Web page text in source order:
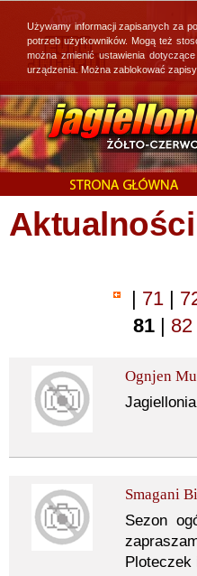
Aktualności
| 71 |
81 | 82
Ognjen
Smagani
Sezon
Ploteczek
Używamy informacji zapisanych za
potrzeb użytkowników. Mogą też
można zmienić ustawienia
urządzenia. Można zablokować